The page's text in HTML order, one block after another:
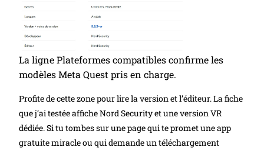
La ligne Plateformes compatibles confirme les
modèles Meta Quest pris en charge.
Profite de cette zone pour lire la version et l’éditeur. La fiche
que j’ai testée affiche Nord Security et une version VR
dédiée. Si tu tombes sur une page qui te promet une app
gratuite miracle ou qui demande un téléchargement